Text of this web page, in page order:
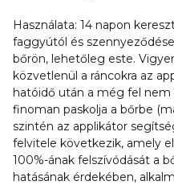
Használata: 14 napon
faggyútól és
bőrön, lehetőleg este.
közvetlenül a ráncokra az
hatóidő után a még fel
finoman paskolja a bőrbe
szintén az applikátor
felvitele következik, amely
100%-ának felszívódását a
hatásának érdekében,